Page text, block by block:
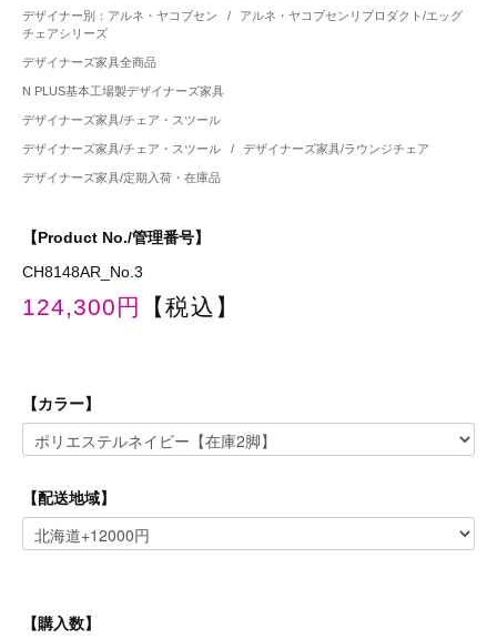
デザイナー別：アルネ・ヤコブセン /
アルネ・ヤコブセンリプロダクト/エッグ
チェアシリーズ
デザイナーズ家具全商品
N PLUS基本工場製デザイナーズ家具
デザイナーズ家具/チェア・スツール
デザイナーズ家具/チェア・スツール / デザイナーズ家具/ラウンジチェア
デザイナーズ家具/定期入荷・在庫品
【Product No./管理番号】
CH8148AR_No.3
124,300円 【税込】
【カラー】
【配送地域】
【購入数】